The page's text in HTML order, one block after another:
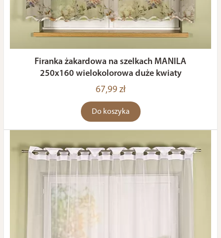
Firanka żakardowa na szelkach MANILA
250x160 wielokolorowa duże kwiaty
67,99 zł
Do koszyka